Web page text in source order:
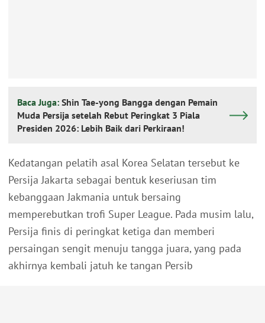
Baca Juga: Shin Tae-yong Bangga dengan Pemain
Muda Persija setelah Rebut Peringkat 3 Piala
Presiden 2026: Lebih Baik dari Perkiraan!
Kedatangan pelatih asal Korea Selatan tersebut ke
Persija Jakarta sebagai bentuk keseriusan tim
kebanggaan Jakmania untuk bersaing
memperebutkan trofi Super League. Pada musim lalu,
Persija finis di peringkat ketiga dan memberi
persaingan sengit menuju tangga juara, yang pada
akhirnya kembali jatuh ke tangan Persib